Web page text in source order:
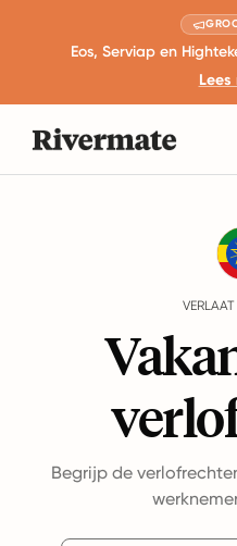
Eos, Serviap en
Lees
Begrijp de